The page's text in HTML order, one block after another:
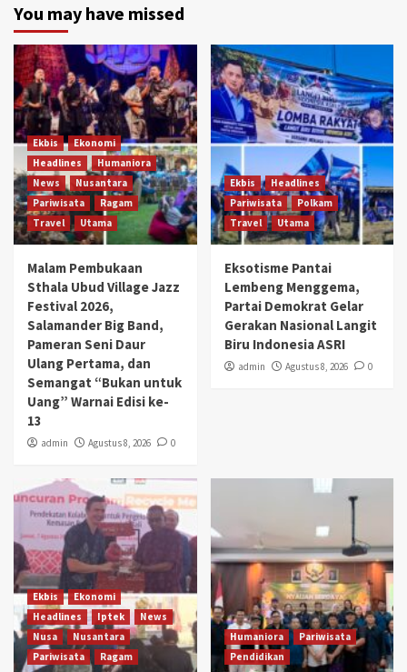
You may have missed
Ekbis
Ekonomi
Headlines
Humaniora
News
Nusantara
Pariwisata
Ragam
Travel
Utama
Malam Pembukaan
Sthala Ubud Village Jazz
Festival 2026,
Salamander Big Band,
Pameran Seni Daur
Ulang Pertama, dan
Semangat “Bukan untuk
Uang” Warnai Edisi ke-
13
admin Agustus 8, 2026 0
Ekbis
Headlines
Pariwisata
Polkam
Travel
Utama
Eksotisme Pantai
Lembeng Menggema,
Partai Demokrat Gelar
Gerakan Nasional Langit
Biru Indonesia ASRI
admin Agustus 8, 2026 0
Ekbis
Ekonomi
Headlines
Iptek
News
Nusa
Nusantara
Pariwisata
Ragam
Humaniora
Pariwisata
Pendidikan